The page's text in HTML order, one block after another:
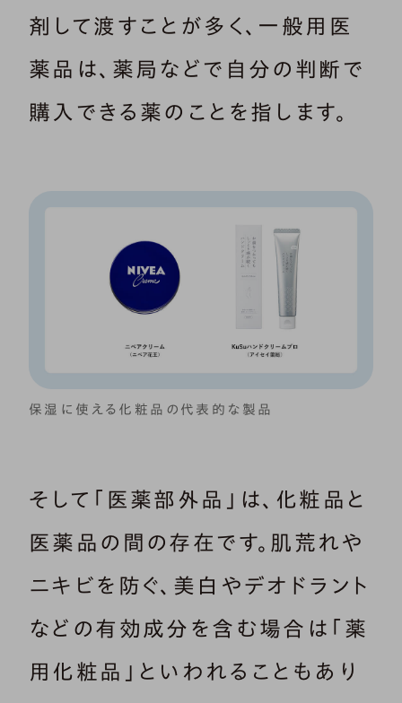
剤して渡すことが多く、一般用医
薬品は、薬局などで自分の判断で
購入できる薬のことを指します。
保湿に使える化粧品の代表的な製品
そして「医薬部外品」は、化粧品と
医薬品の間の存在です。肌荒れや
ニキビを防ぐ、美白やデオドラント
などの有効成分を含む場合は「薬
用化粧品」といわれることもあり